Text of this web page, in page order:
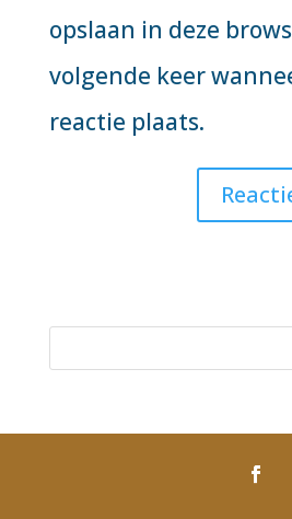
opslaan in deze
volgende keer
reactie plaats.